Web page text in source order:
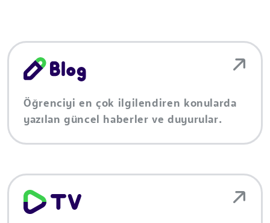
Öğrenciyi en çok ilgilendiren konularda
yazılan güncel haberler ve duyurular.